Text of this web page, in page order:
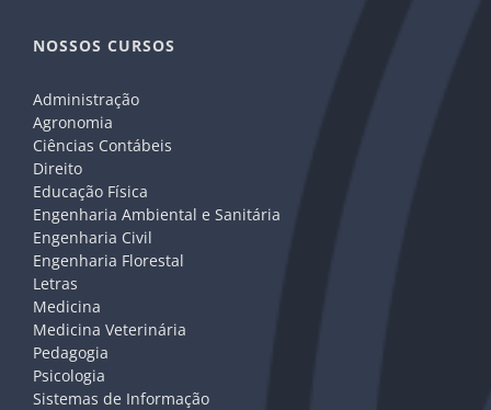
NOSSOS CURSOS
Administração
Agronomia
Ciências Contábeis
Direito
Educação Física
Engenharia Ambiental e Sanitária
Engenharia Civil
Engenharia Florestal
Letras
Medicina
Medicina Veterinária
Pedagogia
Psicologia
Sistemas de Informação